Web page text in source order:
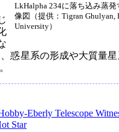
LkHalpha 234に落ち込み蒸
像図（提供：Tigran Ghulyan,
University）
惑星系の形成や大質量
Eberly Telescope
Star